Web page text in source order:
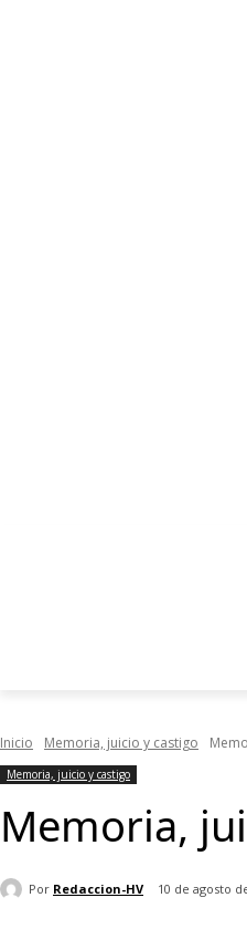
Inicio Memoria, juicio y castigo
Memoria, juicio y castigo
Memoria,
Por Redaccion-HV 10 de agosto